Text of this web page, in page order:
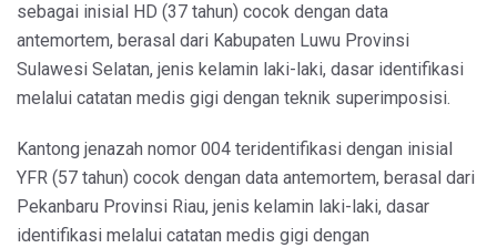
sebagai inisial HD (37 tahun) cocok dengan data
antemortem, berasal dari Kabupaten Luwu Provinsi
Sulawesi Selatan, jenis kelamin laki-laki, dasar identifikasi
melalui catatan medis gigi dengan teknik superimposisi.
Kantong jenazah nomor 004 teridentifikasi dengan inisial
YFR (57 tahun) cocok dengan data antemortem, berasal dari
Pekanbaru Provinsi Riau, jenis kelamin laki-laki, dasar
identifikasi melalui catatan medis gigi dengan